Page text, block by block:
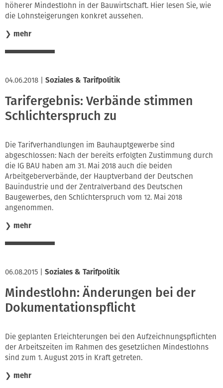
höherer Mindestlohn in der Bauwirtschaft. Hier lesen Sie, wie
die Lohnsteigerungen konkret aussehen.
❯ mehr
04.06.2018 Soziales & Tarifpolitik
Tarifergebnis: Verbände stimmen
Schlichterspruch zu
Die Tarifverhandlungen im Bauhauptgewerbe sind
abgeschlossen: Nach der bereits erfolgten Zustimmung durch
die IG BAU haben am 31. Mai 2018 auch die beiden
Arbeitgeberverbände, der Hauptverband der Deutschen
Bauindustrie und der Zentralverband des Deutschen
Baugewerbes, den Schlichterspruch vom 12. Mai 2018
angenommen.
❯ mehr
06.08.2015 Soziales & Tarifpolitik
Mindestlohn: Änderungen bei der
Dokumentationspflicht
Die geplanten Erleichterungen bei den Aufzeichnungspflichten
der Arbeitszeiten im Rahmen des gesetzlichen Mindestlohns
sind zum 1. August 2015 in Kraft getreten.
❯ mehr